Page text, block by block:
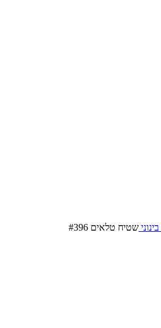
בינוני שטיח טלאים #396